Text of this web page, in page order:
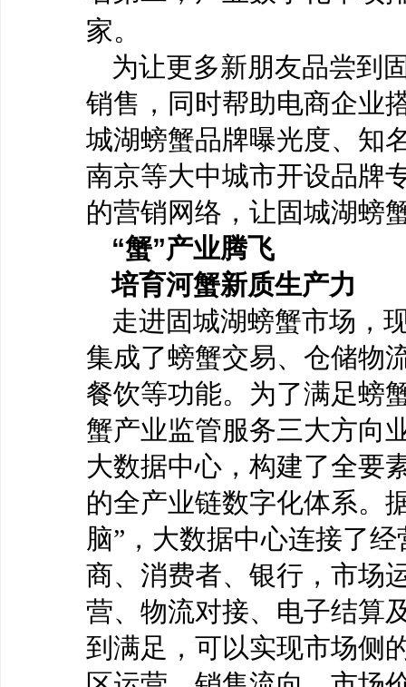
家。
为让更多新朋友品尝到
销售，同时帮助电商企业
城湖螃蟹品牌曝光度、知
南京等大中城市开设品牌
的营销网络，让固城湖螃
“蟹”产业腾飞
培育河蟹新质生产力
走进固城湖螃蟹市场，
集成了螃蟹交易、仓储物
餐饮等功能。为了满足螃
蟹产业监管服务三大方向
大数据中心，构建了全要
的全产业链数字化体系。
脑”，大数据中心连接了
商、消费者、银行，市场
营、物流对接、电子结算
到满足，可以实现市场侧